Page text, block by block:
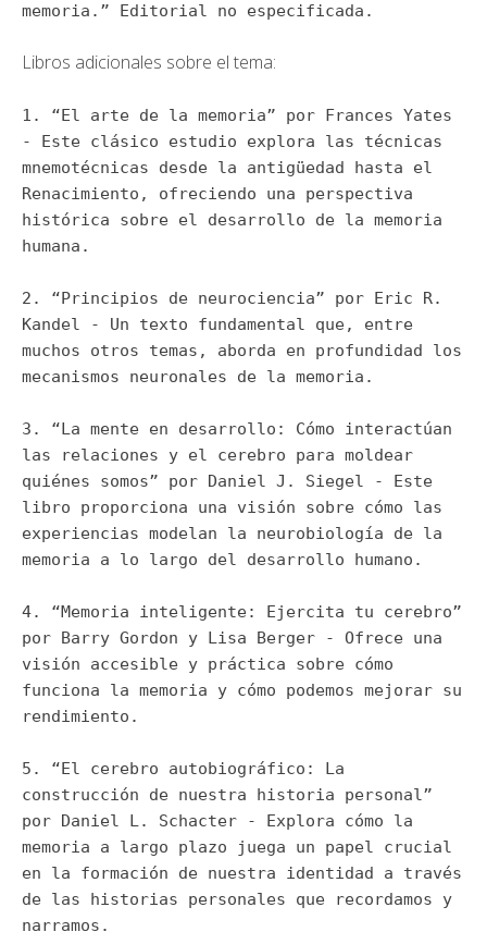
memoria.” Editorial no especificada.
Libros adicionales sobre el tema:
1. “El arte de la memoria” por Frances Yates
- Este clásico estudio explora las técnicas
mnemotécnicas desde la antigüedad hasta el
Renacimiento, ofreciendo una perspectiva
histórica sobre el desarrollo de la memoria
humana.
2. “Principios de neurociencia” por Eric R.
Kandel - Un texto fundamental que, entre
muchos otros temas, aborda en profundidad los
mecanismos neuronales de la memoria.
3. “La mente en desarrollo: Cómo interactúan
las relaciones y el cerebro para moldear
quiénes somos” por Daniel J. Siegel - Este
libro proporciona una visión sobre cómo las
experiencias modelan la neurobiología de la
memoria a lo largo del desarrollo humano.
4. “Memoria inteligente: Ejercita tu cerebro”
por Barry Gordon y Lisa Berger - Ofrece una
visión accesible y práctica sobre cómo
funciona la memoria y cómo podemos mejorar su
rendimiento.
5. “El cerebro autobiográfico: La
construcción de nuestra historia personal”
por Daniel L. Schacter - Explora cómo la
memoria a largo plazo juega un papel crucial
en la formación de nuestra identidad a través
de las historias personales que recordamos y
narramos.